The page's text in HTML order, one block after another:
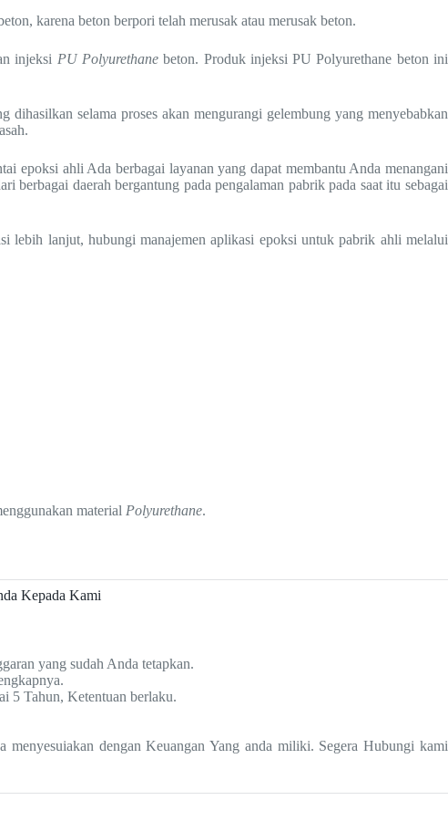
karena beton berpori telah merusak atau merusak beton.
injeksi PU Polyurethanebeton. Produk injeksi PU Polyurethane beton ini
dihasilkan selama proses akan mengurangi gelembung yang menyebabkan
epoksi ahli Ada berbagai layanan yang dapat membantu Anda menangani
daerah bergantung pada pengalaman pabrik pada saat itu sebagai
lebih lanjut, hubungi manajemen aplikasi epoksi untuk pabrik ahli melalui
material Polyurethane.
Kepada Kami
yang sudah Anda tetapkan.
5 Tahun, Ketentuan berlaku.
dengan Keuangan Yang anda miliki. Segera Hubungi kami